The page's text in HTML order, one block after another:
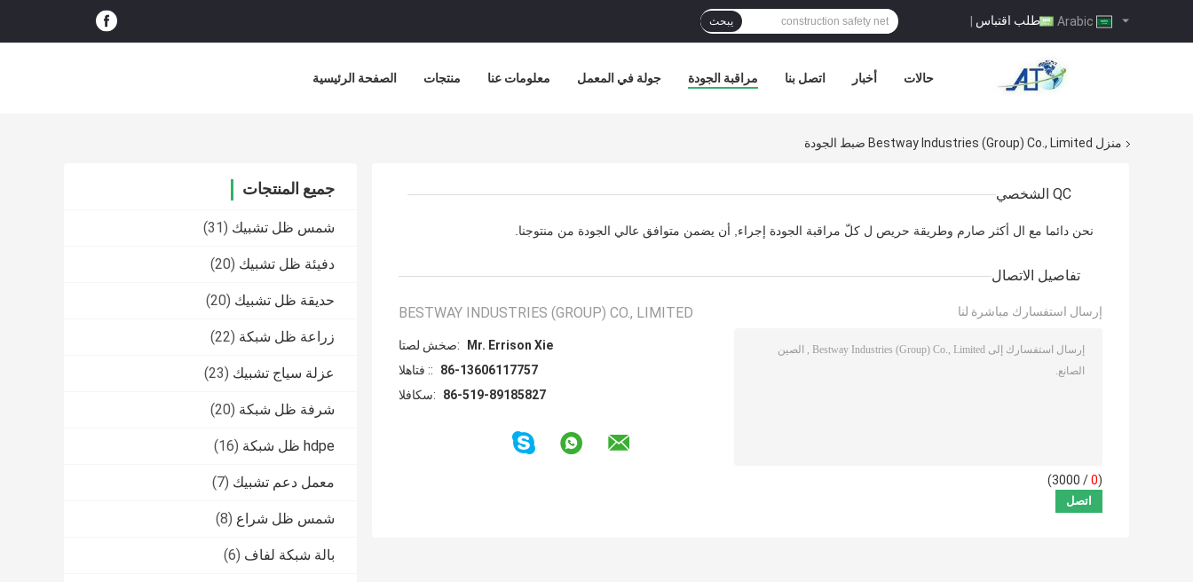
طلب اقتباس | يبحث
الصفحة الرئيسية منتجات معلومات عنا جولة في المعمل مراقبة الجودة اتصل بنا أخبار حالات
منزل Bestway Industries (Group) Co., Limited ضبط الجودة
جميع المنتجات
شمس ظل تشبيك (31)
دفيئة ظل تشبيك (20)
حديقة ظل تشبيك (20)
زراعة ظل شبكة (22)
عزلة سياج تشبيك (23)
شرفة ظل شبكة (20)
hdpe ظل شبكة (16)
معمل دعم تشبيك (7)
شمس ظل شراع (8)
بالة شبكة لفاف (6)
QC الشخصي
نحن دائما مع ال أكثر صارم وطريقة حريص ل كلّ مراقبة الجودة إجراء, أن يضمن متوافق عالي الجودة من منتوجنا.
تفاصيل الاتصال
BESTWAY INDUSTRIES (GROUP) CO., LIMITED
اتصل شخص:
Mr. Errison Xie
الهاتف ::
86-13606117757
الفاكس:
86-519-89185827
إرسال استفسارك مباشرة لنا
(
0
/ 3000)